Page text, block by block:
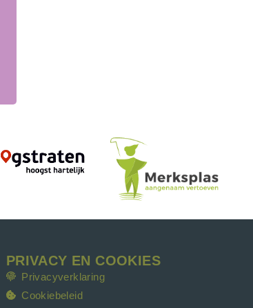
PRIVACY EN COOKIES
Privacyverklaring
Cookiebeleid